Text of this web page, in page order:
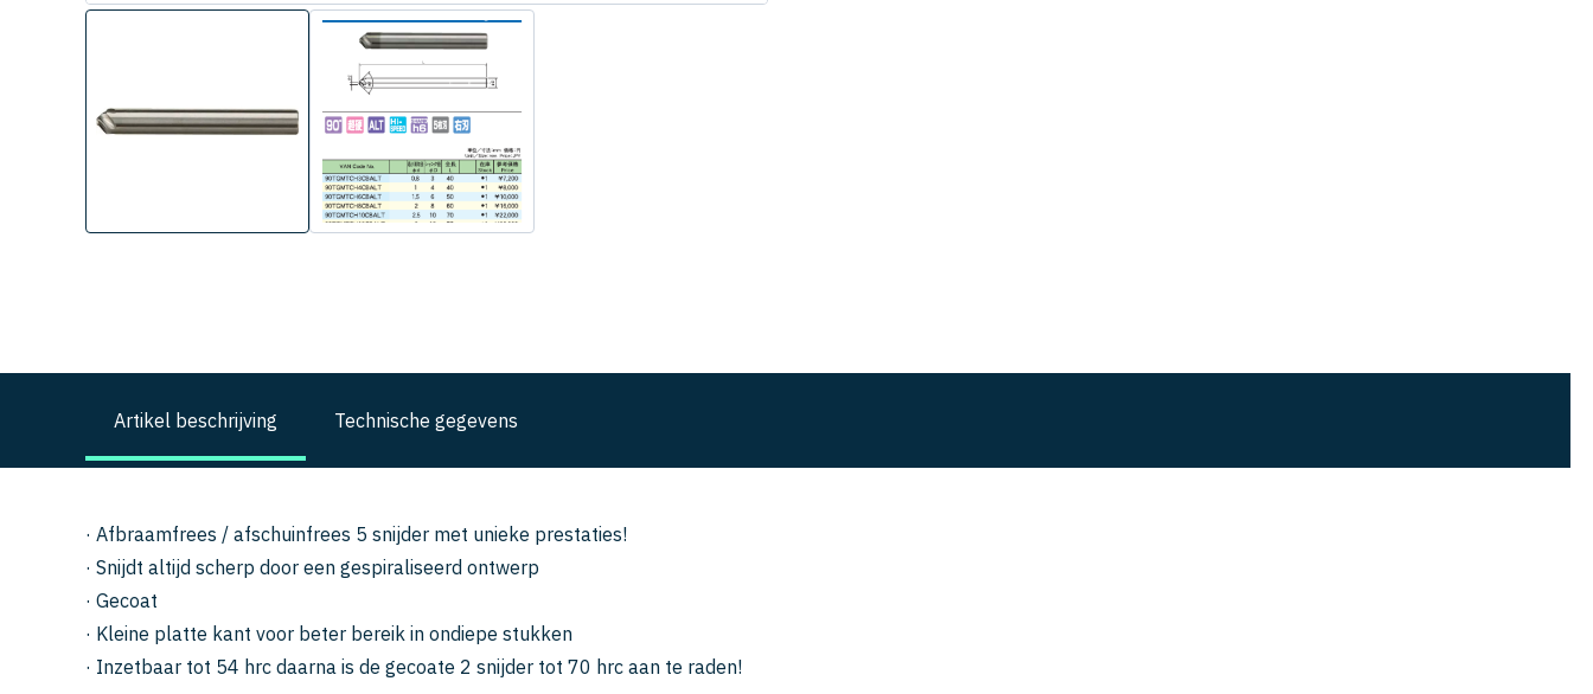
Artikel beschrijving Technische gegevens
· Afbraamfrees / afschuinfrees 5 snijder met unieke prestaties!
· Snijdt altijd scherp door een gespiraliseerd ontwerp
· Gecoat
· Kleine platte kant voor beter bereik in ondiepe stukken
· Inzetbaar tot 54 hrc daarna is de gecoate 2 snijder tot 70 hrc aan te raden!